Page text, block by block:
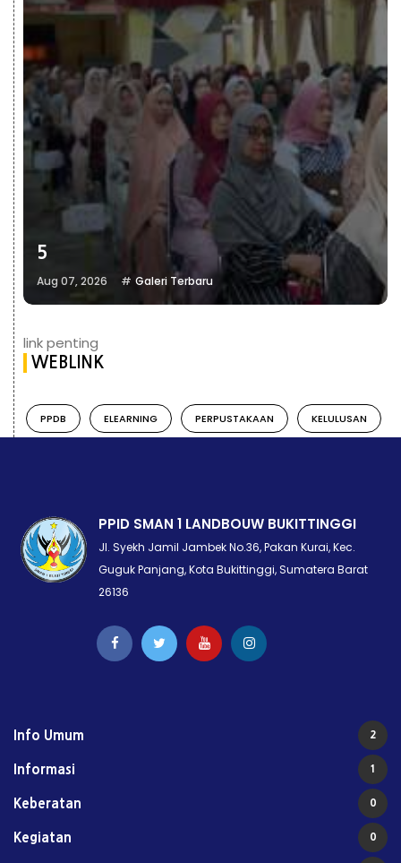
5
Aug 07, 2026 Galeri Terbaru
link penting
WEBLINK
PPDB ELEARNING PERPUSTAKAAN KELULUSAN
PPID SMAN 1 LANDBOUW BUKITTINGGI
Jl. Syekh Jamil Jambek No.36, Pakan Kurai, Kec.
Guguk Panjang, Kota Bukittinggi, Sumatera Barat
26136
Info Umum 2
Informasi 1
Keberatan 0
Kegiatan 0